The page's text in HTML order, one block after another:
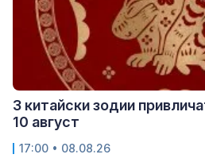
3 китайски зодии
10 август
17:00 • 08.08.26